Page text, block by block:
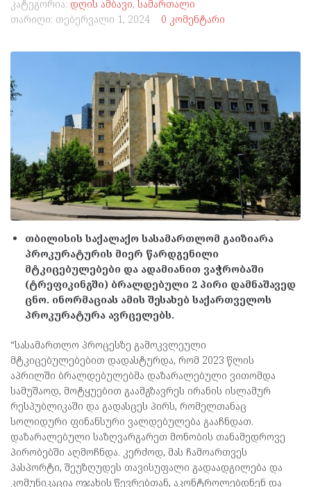
კატეგორია: დღის ამბავი, სამართალი
თარიღი: თებერვალი 1, 2024 0 კომენტარი
თბილისის საქალაქო სასამართლომ გაიზიარა
პროკურატურის მიერ წარდგენილი
მტკიცებულებები და ადამიანით ვაჭრობაში
(ტრეფიკინგში) ბრალდებული 2 პირი დამნაშავედ
ცნო. ინორმაციას ამის შესახებ საქართველოს
პროკურატურა ავრცელებს.
“სასამართლო პროცესზე გამოკვლეული
მტკიცებულებებით დადასტურდა, რომ 2023 წლის
აპრილში ბრალდებულებმა დაზარალებული ვითომდა
სამუშაოდ, მოტყუებით გაამგზავრეს ირანის ისლამურ
რესპუბლიკაში და გადასცეს პირს, რომელთანაც
სოლიდური ფინანსური ვალდებულება გააჩნდათ.
დაზარალებული საზღვარგარეთ მონობის თანამედროვე
პირობებში აღმოჩნდა. კერძოდ, მას ჩამოართვეს
პასპორტი, შეუზღუდეს თავისუფალი გადაადგილება და
კომუნიკაცია ოჯახის წევრებთან, აკონტროლებდნენ და